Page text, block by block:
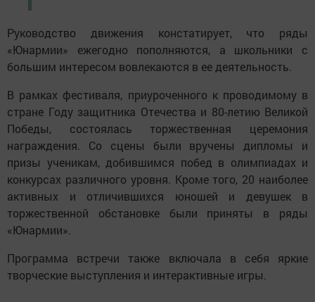
Руководство движения констатирует, что ряды
«Юнармии» ежегодно пополняются, а школьники с
большим интересом вовлекаются в ее деятельность.
В рамках фестиваля, приуроченного к проводимому в
стране Году защитника Отечества и 80-летию Великой
Победы, состоялась торжественная церемония
награждения. Со сцены были вручены дипломы и
призы ученикам, добившимся побед в олимпиадах и
конкурсах различного уровня. Кроме того, 20 наиболее
активных и отличившихся юношей и девушек в
торжественной обстановке были приняты в ряды
«Юнармии».
Программа встречи также включала в себя яркие
творческие выступления и интерактивные игры.